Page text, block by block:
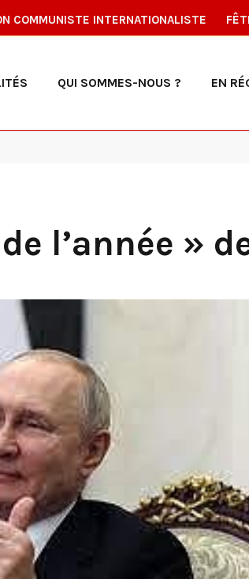
COMMUNISTE INTERNATIONALISTE
QUI SOMMES-NOUS ? EN
l’année »